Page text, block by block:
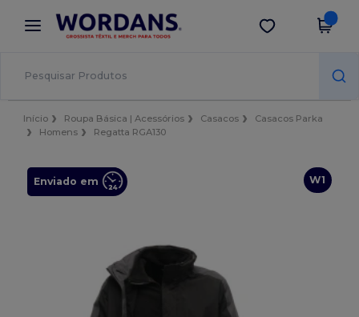
× App Wordans
Melhores preços na app!
Obter app
Início Roupa Básica | Acessórios Casacos
Casacos Parka
Homens
Regatta RGA130
W1
Enviado em